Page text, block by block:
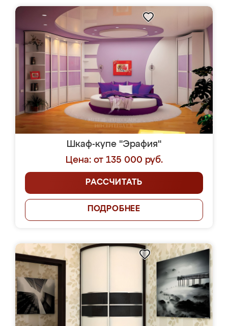
Шкаф-купе "Эрафия"
Цена: от 135 000 руб.
РАССЧИТАТЬ
ПОДРОБНЕЕ